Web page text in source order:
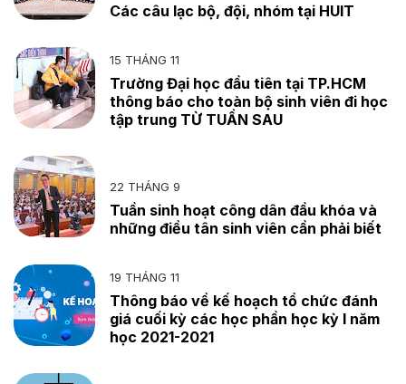
Các câu lạc bộ, đội, nhóm tại HUIT
15 THÁNG 11
Trường Đại học đầu tiên tại TP.HCM
thông báo cho toàn bộ sinh viên đi học
tập trung TỪ TUẦN SAU
22 THÁNG 9
Tuần sinh hoạt công dân đầu khóa và
những điều tân sinh viên cần phải biết
19 THÁNG 11
Thông báo về kế hoạch tổ chức đánh
giá cuối kỳ các học phần học kỳ I năm
học 2021-2021